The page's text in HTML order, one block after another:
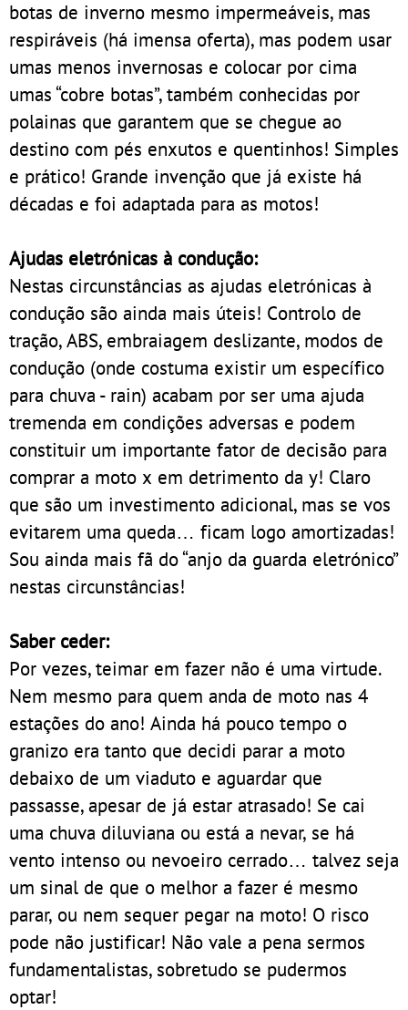
botas de inverno mesmo impermeáveis, mas
respiráveis (há imensa oferta), mas podem usar
umas menos invernosas e colocar por cima
umas “cobre botas”, também conhecidas por
polainas que garantem que se chegue ao
destino com pés enxutos e quentinhos! Simples
e prático! Grande invenção que já existe há
décadas e foi adaptada para as motos!
Ajudas eletrónicas à condução:
Nestas circunstâncias as ajudas eletrónicas à
condução são ainda mais úteis! Controlo de
tração, ABS, embraiagem deslizante, modos de
condução (onde costuma existir um específico
para chuva - rain) acabam por ser uma ajuda
tremenda em condições adversas e podem
constituir um importante fator de decisão para
comprar a moto x em detrimento da y! Claro
que são um investimento adicional, mas se vos
evitarem uma queda… ficam logo amortizadas!
Sou ainda mais fã do “anjo da guarda eletrónico”
nestas circunstâncias!
Saber ceder:
Por vezes, teimar em fazer não é uma virtude.
Nem mesmo para quem anda de moto nas 4
estações do ano! Ainda há pouco tempo o
granizo era tanto que decidi parar a moto
debaixo de um viaduto e aguardar que
passasse, apesar de já estar atrasado! Se cai
uma chuva diluviana ou está a nevar, se há
vento intenso ou nevoeiro cerrado… talvez seja
um sinal de que o melhor a fazer é mesmo
parar, ou nem sequer pegar na moto! O risco
pode não justificar! Não vale a pena sermos
fundamentalistas, sobretudo se pudermos
optar!